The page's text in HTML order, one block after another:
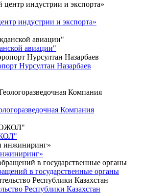
индустрии и экспорта»
авиации"
Нурсултан Назарбаев
Компания
в государственные органы
Республики Казахстан